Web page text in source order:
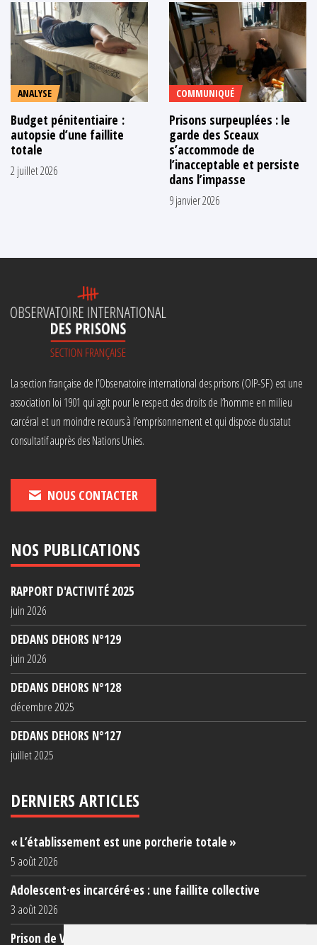
ANALYSE
Budget pénitentiaire :
autopsie d’une faillite
totale
2 juillet 2026
COMMUNIQUÉ
Prisons surpeuplées : le
garde des Sceaux
s’accommode de
l’inacceptable et persiste
dans l’impasse
9 janvier 2026
La section française de l’Observatoire international des prisons (OIP-SF) est une
association loi 1901 qui agit pour le respect des droits de l’homme en milieu
carcéral et un moindre recours à l’emprisonnement et qui dispose du statut
consultatif auprès des Nations Unies.
NOUS CONTACTER
NOS PUBLICATIONS
RAPPORT D'ACTIVITÉ 2025
juin 2026
DEDANS DEHORS N°129
juin 2026
DEDANS DEHORS N°128
décembre 2025
DEDANS DEHORS N°127
juillet 2025
DERNIERS ARTICLES
« L’établissement est une porcherie totale »
5 août 2026
Adolescent·es incarcéré·es : une faillite collective
3 août 2026
Prison de Vendin-le-Vieil : témoignage de familles sur les